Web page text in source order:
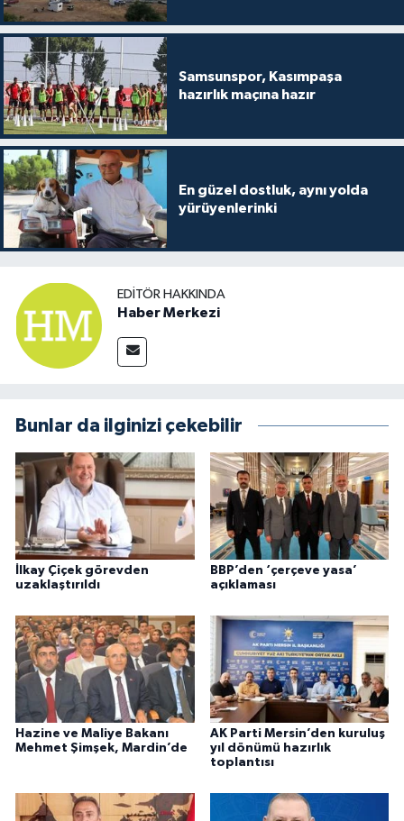
Samsunspor, Kasımpaşa
hazırlık maçına hazır
En güzel dostluk, aynı yolda
yürüyenlerinki
EDITÖR HAKKINDA
Haber Merkezi
Bunlar da ilginizi çekebilir
İlkay Çiçek görevden
uzaklaştırıldı
BBP’den ‘çerçeve yasa’
açıklaması
Hazine ve Maliye Bakanı
Mehmet Şimşek, Mardin’de
AK Parti Mersin’den kuruluş
yıl dönümü hazırlık
toplantısı